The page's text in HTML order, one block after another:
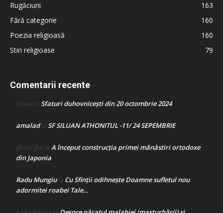
Rugăciuni
163
Fără categorie
160
Poezia religioasă
160
Stiri religioase
79
Comentarii recente
Doina la Sfaturi duhovnicești din 20 octombrie 2024
amaladla SF SILUAN ATHONITUL -11/ 24 SEPEMBRIE
gheorghe la A început construcţia primei mănăstiri ortodoxe
din Japonia
Radu Mungiula Cu Sfinții odihnește Doamne sufletul nou
adormitei roabei Tale…